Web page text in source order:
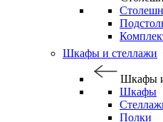
Шкафы и стеллажи
Шкафы
Шкафы
Полки